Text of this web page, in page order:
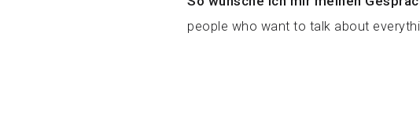
people who want to talk about